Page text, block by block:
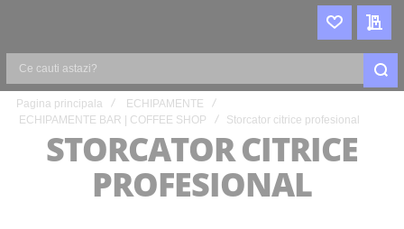
WISHLIST
Ce
cauti
astazi?
Pagina principala
ECHIPAMENTE
ECHIPAMENTE BAR | COFFEE SHOP
Storcator citrice profesional
STORCATOR CITRICE
PROFESIONAL